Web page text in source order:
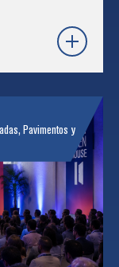
, Pavimentos y